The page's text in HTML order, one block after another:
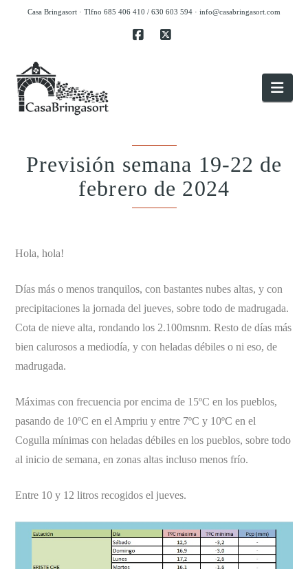
Casa Bringasort · Tlfno 685 406 410 / 630 603 594 · info@casabringasort.com
Previsión semana 19-22 de
febrero de 2024
Hola, hola!
Días más o menos tranquilos, con bastantes nubes altas, y con
precipitaciones la jornada del jueves, sobre todo de madrugada.
Cota de nieve alta, rondando los 2.100msnm. Resto de días más
bien calurosos a mediodía, y con heladas débiles o ni eso, de
madrugada.
Máximas con frecuencia por encima de 15ºC en los pueblos,
pasando de 10ºC en el Ampriu y entre 7ºC y 10ºC en el
Cogulla mínimas con heladas débiles en los pueblos, sobre todo
al inicio de semana, en zonas altas incluso menos frío.
Entre 10 y 12 litros recogidos el jueves.